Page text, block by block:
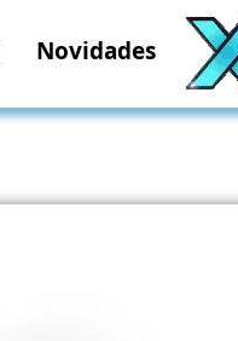
Novidades